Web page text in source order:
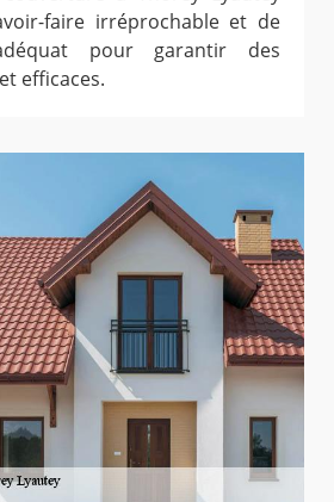
faire irréprochable et de
pour garantir des
efficaces.